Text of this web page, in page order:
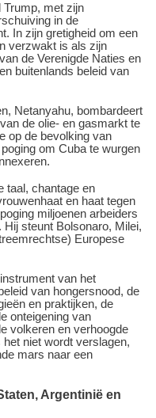
Trump, met zijn
in de
In zijn gretigheid om een
verzwakt is als zijn
de Verenigde Naties en
buitenlands beleid van
Netanyahu, bombardeert
de olie- en gasmarkt te
op de bevolking van
om Cuba te wurgen
taal, chantage en
en haat tegen
miljoenen arbeiders
Hij steunt Bolsonaro, Milei,
Europese
van het
van hongersnood, de
en praktijken, de
onteigening van
volkeren en verhoogde
niet wordt verslagen,
mars naar een
Argentinië en